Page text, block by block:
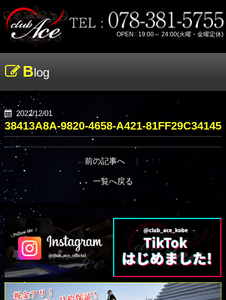
OPEN : 19:00～ 24:00(火曜・金曜定休)
Blog
2022/12/01
38413A8A-9820-4658-A421-81FF29C34145
←前の記事へ ｜
一覧へ戻る